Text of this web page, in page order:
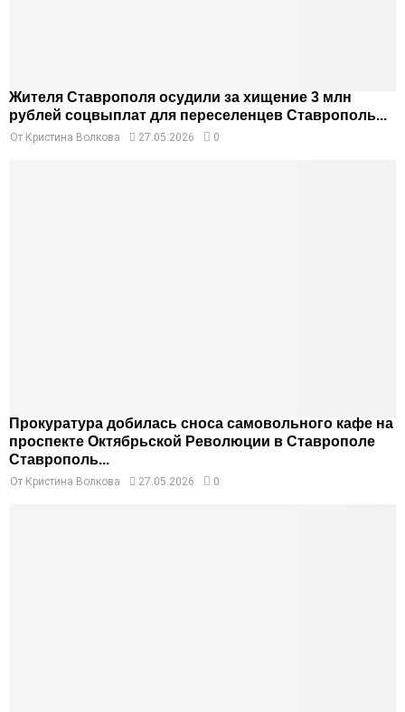
Жителя Ставрополя осудили за хищение 3 млн
рублей соцвыплат для переселенцев Ставрополь...
От Кристина Волкова 27.05.2026 0
Прокуратура добилась сноса самовольного кафе на
проспекте Октябрьской Революции в Ставрополе
Ставрополь...
От Кристина Волкова 27.05.2026 0